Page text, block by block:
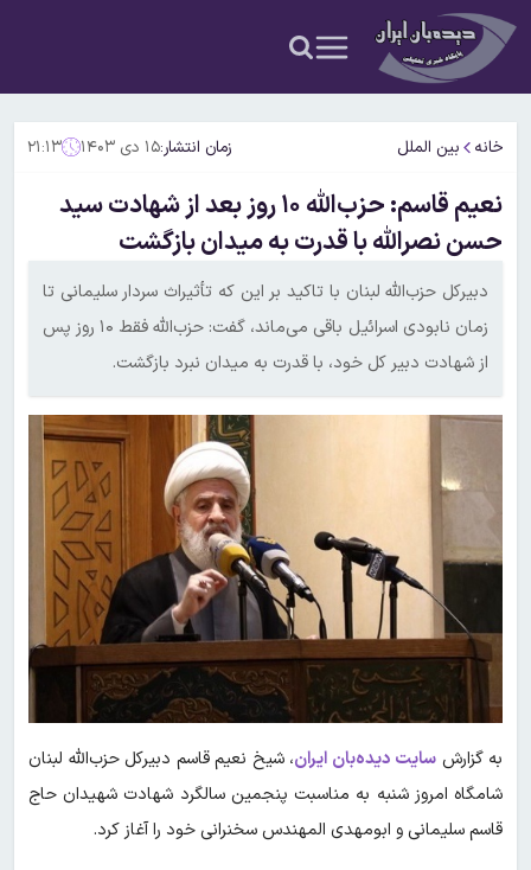
خانه بین الملل زمان انتشار:۱۵ دی ۱۴۰۳ ۲۱:۱۳
نعیم قاسم: حزب‌الله ۱۰ روز بعد از شهادت سید
حسن نصرالله با قدرت به میدان بازگشت
دبیرکل حزب‌الله لبنان با تاکید بر این که تأثیراث سردار سلیمانی تا
زمان نابودی اسرائیل باقی می‌ماند، گفت: حزب‌الله فقط ۱۰ روز پس
از شهادت دبیر کل خود، با قدرت به میدان نبرد بازگشت.
به گزارش سایت دیده‌بان ایران، شیخ نعیم قاسم دبیرکل حزب‌الله لبنان
شامگاه امروز شنبه به مناسبت پنجمین سالگرد شهادت شهیدان حاج
قاسم سلیمانی و ابومهدی المهندس سخنرانی خود را آغاز کرد.